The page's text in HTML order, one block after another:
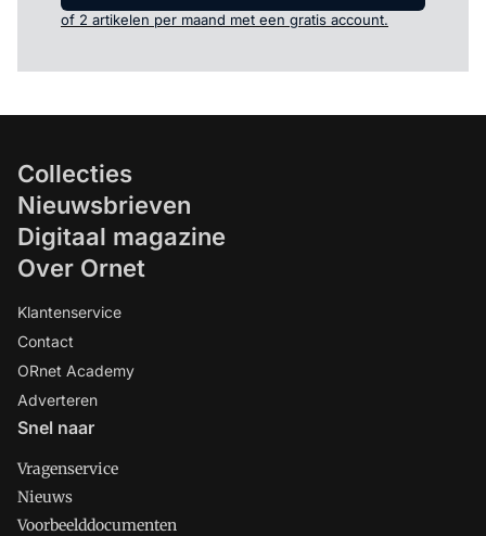
of 2 artikelen per maand met een gratis account.
Collecties
Nieuwsbrieven
Digitaal magazine
Over Ornet
Klantenservice
Contact
ORnet Academy
Adverteren
Snel naar
Vragenservice
Nieuws
Voorbeelddocumenten